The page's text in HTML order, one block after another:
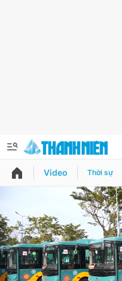
QUẢNG CÁO
Chuyên mục
Thông tin tài khoản
Đổi mật khẩu
Tin đã lưu
Video Thời sự